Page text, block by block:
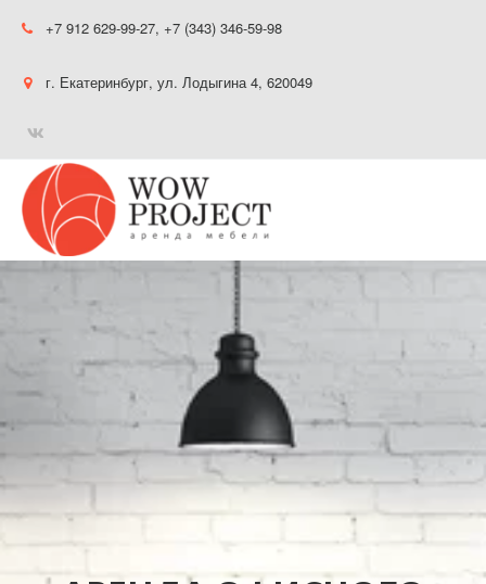
+7 912 629-99-27, +7 (343) 346-59-98
г. Екатеринбург, ул. Лодыгина 4, 620049